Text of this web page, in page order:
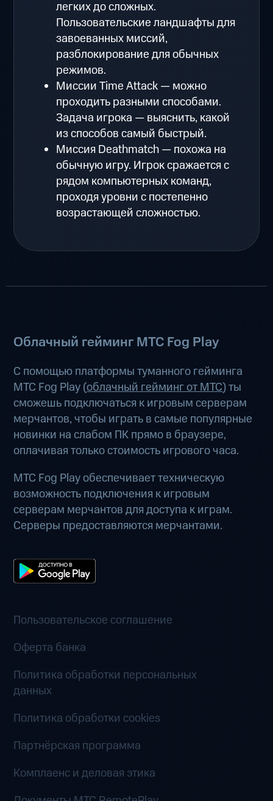
легких до сложных.
Пользовательские ландшафты для
завоеванных миссий,
разблокирование для обычных
режимов.
Миссии Time Attack — можно
проходить разными способами.
Задача игрока — выяснить, какой
из способов самый быстрый.
Миссия Deathmatch — похожа на
обычную игру. Игрок сражается с
рядом компьютерных команд,
проходя уровни с постепенно
возрастающей сложностью.
Облачный гейминг МТС Fog Play
С помощью платформы туманного гейминга
МТС Fog Play (облачный гейминг от МТС) ты
сможешь подключаться к игровым серверам
мерчантов, чтобы играть в самые популярные
новинки на слабом ПК прямо в браузере,
оплачивая только стоимость игрового часа.
МТС Fog Play обеспечивает техническую
возможность подключения к игровым
серверам мерчантов для доступа к играм.
Серверы предоставляются мерчантами.
Пользовательское соглашение
Оферта банка
Политика обработки персональных
данных
Политика обработки cookies
Партнёрская программа
Комплаенс и деловая этика